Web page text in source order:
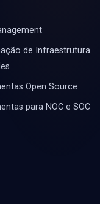
de Infraestrutura
Open Source
para NOC e SOC